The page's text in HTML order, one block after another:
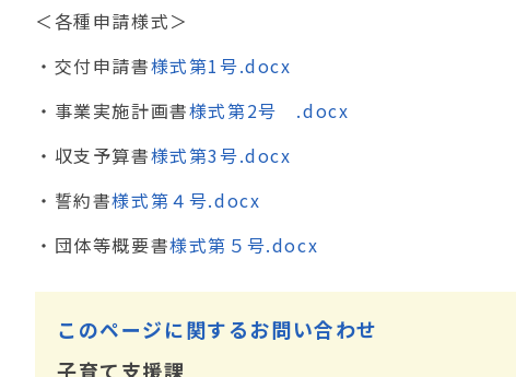
＜各種申請様式＞
・交付申請書様式第1号.docx
・事業実施計画書様式第2号 .docx
・収支予算書様式第3号.docx
・誓約書様式第４号.docx
・団体等概要書様式第５号.docx
このページに関するお問い合わせ
子育て支援課